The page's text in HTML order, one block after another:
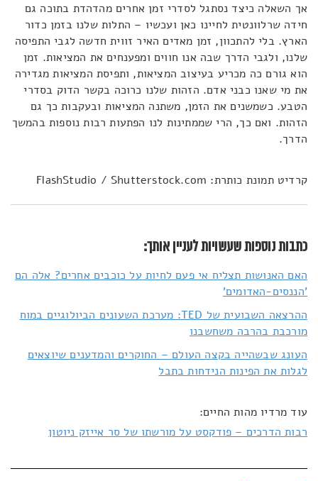
אך השאלה כיצד נסתגל לסדרי זמן אחרים מהדהדת בתוכה גם
חידה שרלוונטית לחיינו כאן ועכשיו – התלות שלנו בזמן כדור
הארץ. בלי להתכוון, זמן מאדים האיר זווית חדשה לגבי התפיסה
שלנו, ולגבי הדרך שבה אנו חווים ומפענחים את המציאות. זמן
הוא גורם כה מכריע בעיצוב המציאות, ותפיסת המציאות מגדירה
את מי שאנו כבני אדם. הזהות שלנו כרוכה בקשר הדוק בסדרי
הטבע. כשמשנים את הזמן, משתנה המציאות ובעקבות כך גם
הזהות. ואם כך, הרי שממתינות לנו הפתעות רבות נוספות בהמשך
הדרך.
קרדיט תמונת כותרת: FlashStudio / Shutterstock.com
כתבות נוספות שעשויות לעניין אותך:
האם האנושות תצליח אי פעם לחיות על כוכבים אחרים? אלה הם
'הננסים-האדומים'
ההרצאה השבועית של TED: מערכת השעונים הביולוגיים במוח
מורכבת בהרבה משחשבנו
העונג שבשהייה בקצה העולם – החוקרים והמדענים שיוצאים
לגלות את הפינות הנידחות בתבל
עוד מרדיו מהות החיים:
רבות הדרכים – פודקסט על מורשתו של סר אייזק ניוטון